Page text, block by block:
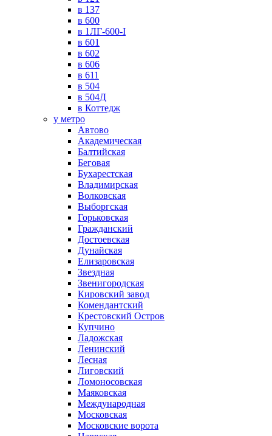
в 137
в 600
в 1ЛГ-600-I
в 601
в 602
в 606
в 611
в 504
в 504Д
в Коттедж
у метро
Автово
Академическая
Балтийская
Беговая
Бухарестская
Владимирская
Волковская
Выборгская
Горьковская
Гражданский
Достоевская
Дунайская
Елизаровская
Звездная
Звенигородская
Кировский завод
Комендантский
Крестовский Остров
Купчино
Ладожская
Ленинский
Лесная
Лиговский
Ломоносовская
Маяковская
Международная
Московская
Московские ворота